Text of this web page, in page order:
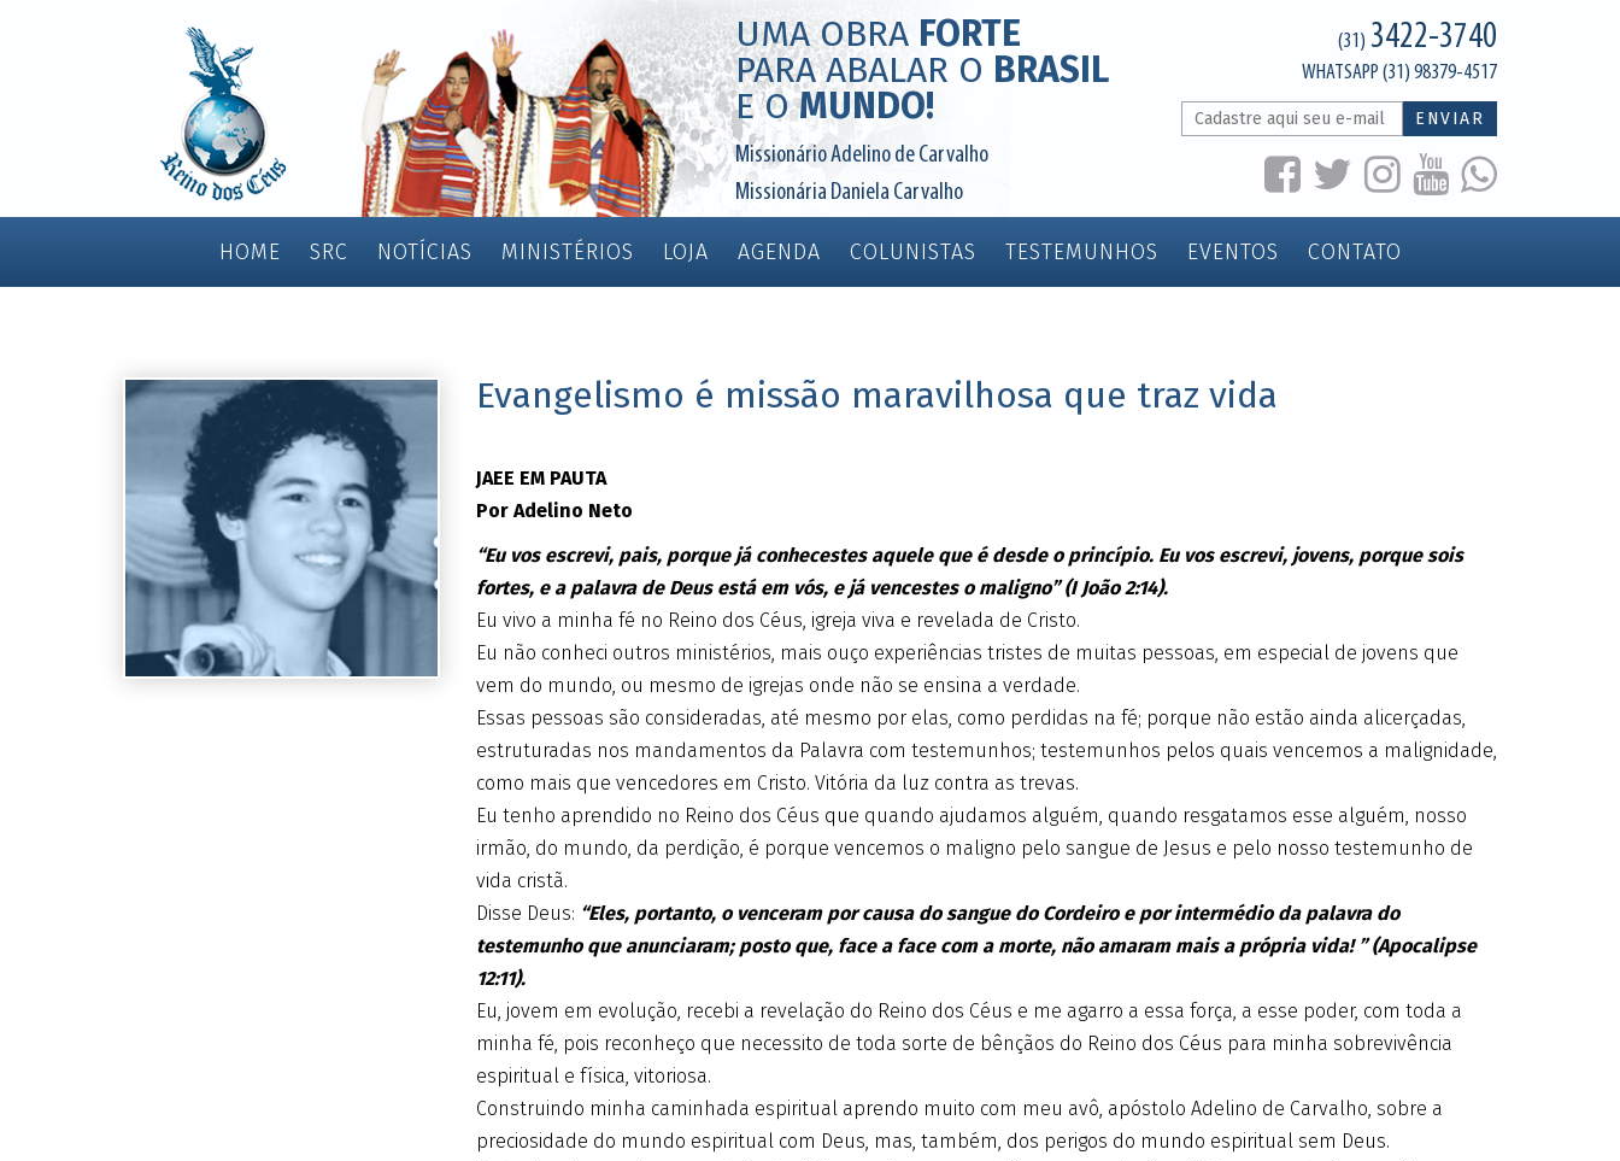
UMA OBRA FORTE
PARA ABALAR O BRASIL
E OMUNDO!
Missionário Adelino de Carvalho
Missionária Daniela Carvalho
(31) 3422-3740
WHATSAPP (31) 98379-4517
ENVIAR
HOME SRC NOTÍCIAS MINISTÉRIOS LOJA AGENDA COLUNISTAS TESTEMUNHOS EVENTOS CONTATO
Evangelismo é missão maravilhosa que traz vida
JAEE EM PAUTA
Por Adelino Neto
“Eu vos escrevi, pais, porque já conhecestes aquele que é desde o princípio. Eu vos escrevi, jovens, porque sois
fortes, e a palavra de Deus está em vós, e já vencestes o maligno” (I João 2:14).
Eu vivo a minha fé no Reino dos Céus, igreja viva e revelada de Cristo.
Eu não conheci outros ministérios, mais ouço experiências tristes de muitas pessoas, em especial de jovens que
vem do mundo, ou mesmo de igrejas onde não se ensina a verdade.
Essas pessoas são consideradas, até mesmo por elas, como perdidas na fé; porque não estão ainda alicerçadas,
estruturadas nos mandamentos da Palavra com testemunhos; testemunhos pelos quais vencemos a malignidade,
como mais que vencedores em Cristo. Vitória da luz contra as trevas.
Eu tenho aprendido no Reino dos Céus que quando ajudamos alguém, quando resgatamos esse alguém, nosso
irmão, do mundo, da perdição, é porque vencemos o maligno pelo sangue de Jesus e pelo nosso testemunho de
vida cristã.
Disse Deus: “Eles, portanto, o venceram por causa do sangue do Cordeiro e por intermédio da palavra do
testemunho que anunciaram; posto que, face a face com a morte, não amaram mais a própria vida! ” (Apocalipse
12:11).
Eu, jovem em evolução, recebi a revelação do Reino dos Céus e me agarro a essa força, a esse poder, com toda a
minha fé, pois reconheço que necessito de toda sorte de bênçãos do Reino dos Céus para minha sobrevivência
espiritual e física, vitoriosa.
Construindo minha caminhada espiritual aprendo muito com meu avô, apóstolo Adelino de Carvalho, sobre a
preciosidade do mundo espiritual com Deus, mas, também, dos perigos do mundo espiritual sem Deus.